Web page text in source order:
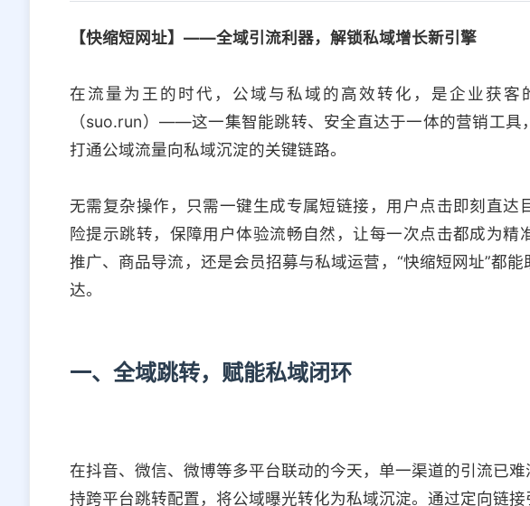
【快缩短网址】——全域引流利器，解锁私域增长新引擎
在流量为王的时代，公域与私域的高效转化，是企业获客
（suo.run）——这一集智能跳转、安全直达于一体的营销工具
打通公域流量向私域沉淀的关键链路。
无需复杂操作，只需一键生成专属短链接，用户点击即刻直达
险提示跳转，保障用户体验流畅自然，让每一次点击都成为精
推广、商品导流，还是会员招募与私域运营，“快缩短网址”都
达。
一、全域跳转，赋能私域闭环
在抖音、微信、微博等多平台联动的今天，单一渠道的引流已
持跨平台跳转配置，将公域曝光转化为私域沉淀。通过定向链